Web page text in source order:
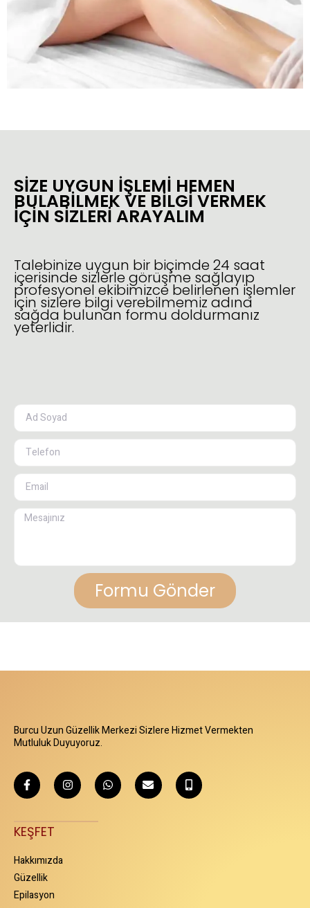
SIZE UYGUN IŞLEMI HEMEN
BULABILMEK VE BILGI VERMEK
IÇIN SIZLERI ARAYALIM
Talebinize uygun bir biçimde 24 saat
içerisinde sizlerle görüşme sağlayıp
profesyonel ekibimizce belirlenen işlemler
için sizlere bilgi verebilmemiz adına
sağda bulunan formu doldurmanız
yeterlidir.
Formu Gönder
Burcu Uzun Güzellik Merkezi Sizlere Hizmet Vermekten
Mutluluk Duyuyoruz.
KEŞFET
Hakkımızda
Güzellik
Epilasyon